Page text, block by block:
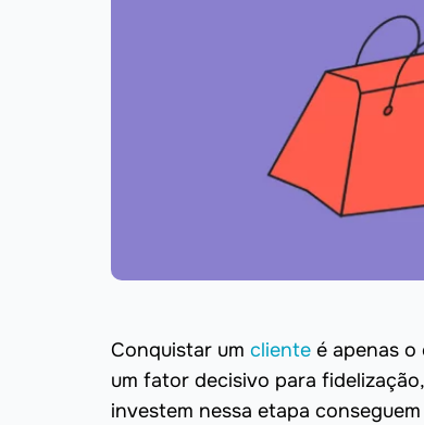
Conquistar um cliente é apenas o
um fator decisivo para
investem nessa etapa